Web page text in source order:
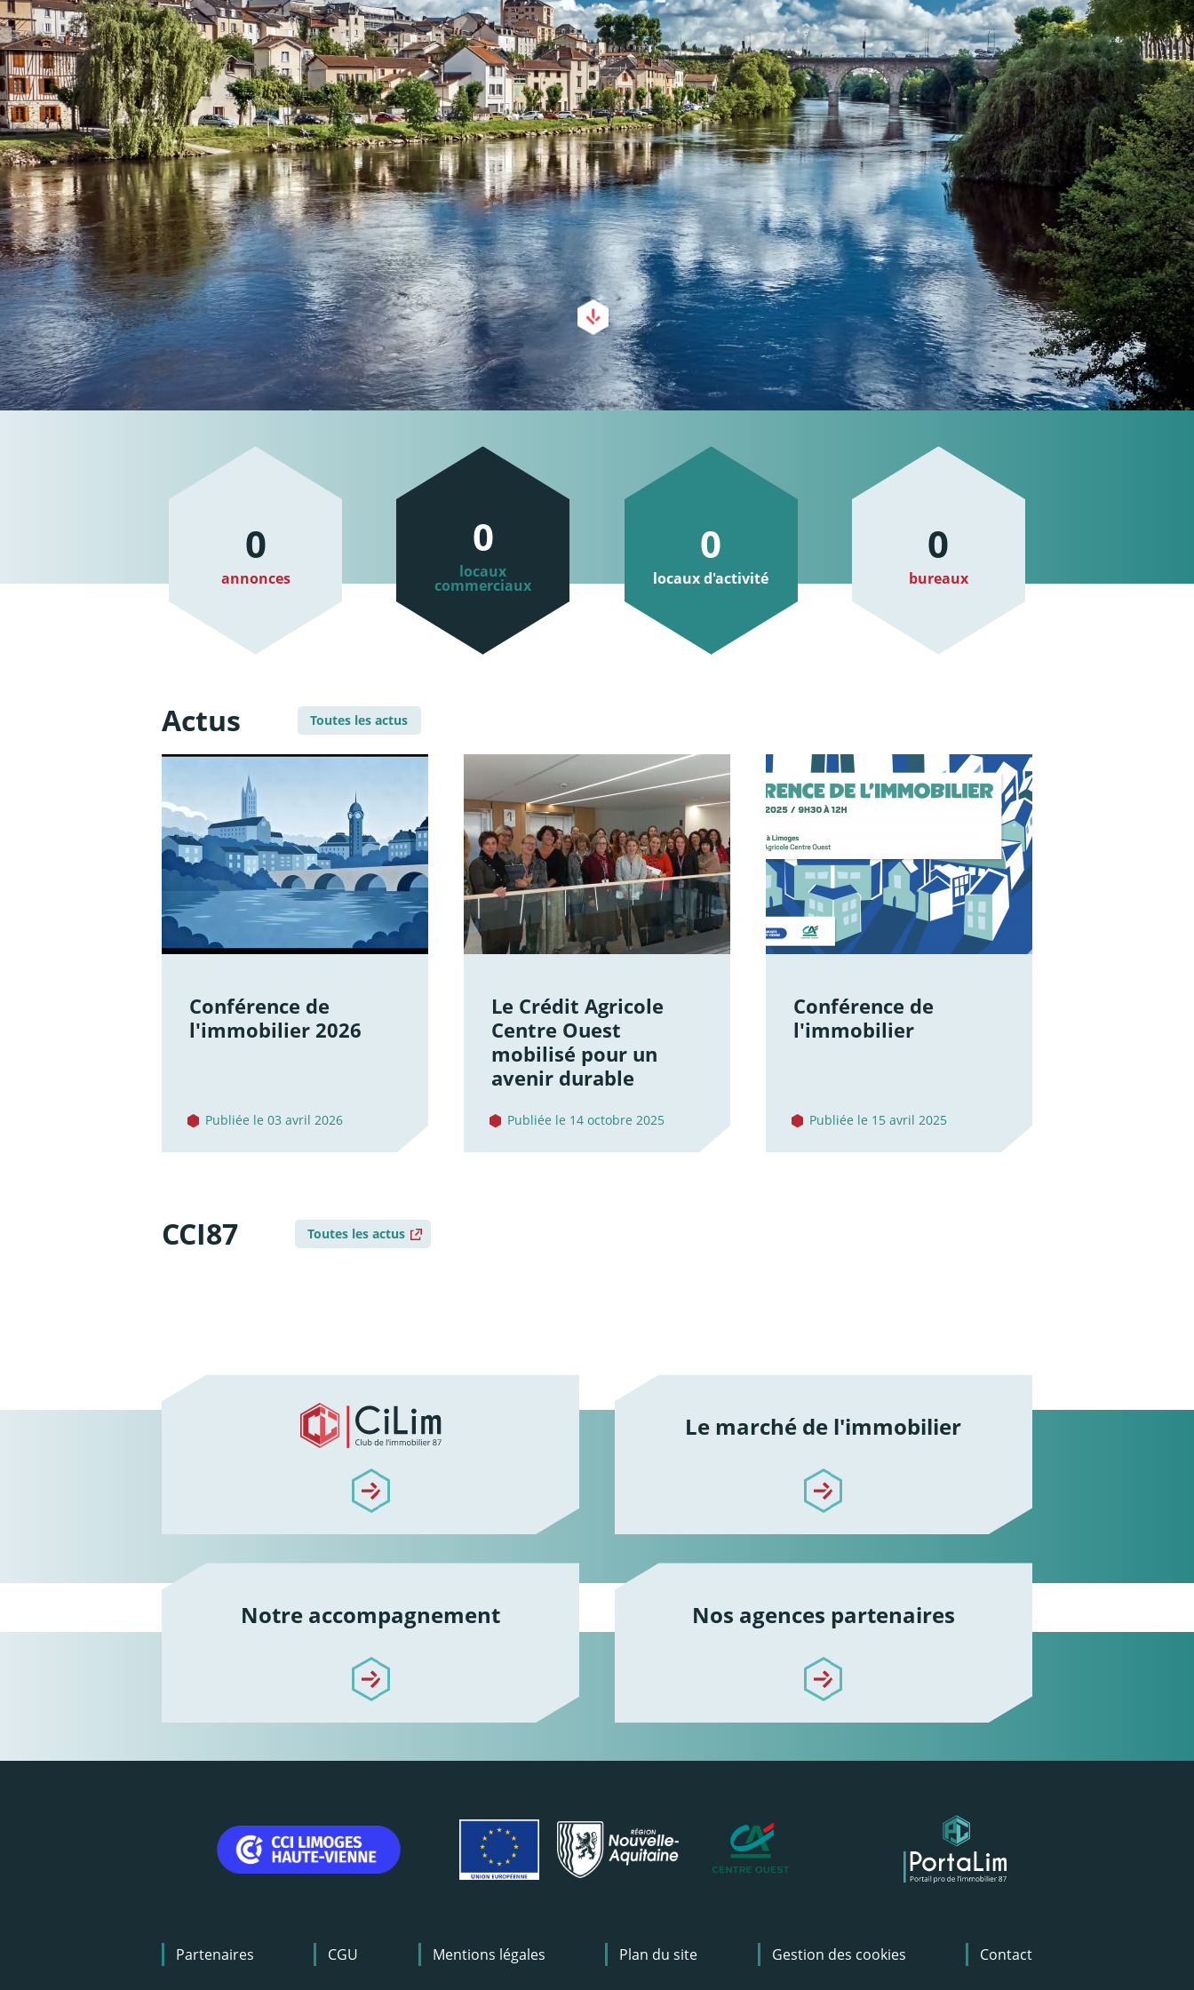
0
annonces
0
locaux
commerciaux
0
locaux d'activité
0
bureaux
Actus Toutes les actus
Conférence de
l'immobilier 2026
Publiée le 03 avril 2026
Le Crédit Agricole
Centre Ouest
mobilisé pour un
avenir durable
Publiée le 14 octobre 2025
Conférence de
l'immobilier
Publiée le 15 avril 2025
CCI87 Toutes les actus
/qui-sommes-nous/le-cilim
Le marché de l'immobilier
/le-marche-de-limmobilier
Notre accompagnement
/notre-accompagnement
Nos agences partenaires
/trouvez-lagence-pour-vous-accompagner
Menu
Pied
Partenaires CGU Mentions légales Plan du site Gestion des cookies Contact